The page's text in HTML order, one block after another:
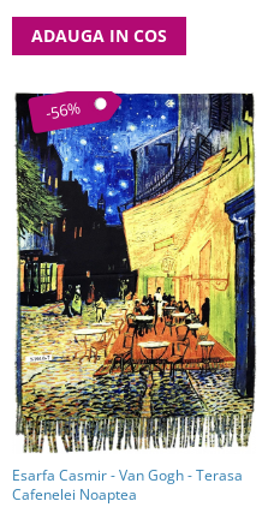
ADAUGA IN COS
-56%
Esarfa Casmir - Van Gogh - Terasa
Cafenelei Noaptea